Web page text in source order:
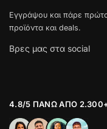
Εγγράψου και πάρε
προϊόντα και deals.
Βρες μας στα social
4.8/5 ΠΆΝΩ ΑΠΌ